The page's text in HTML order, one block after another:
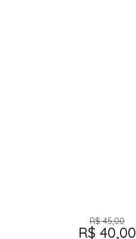
R$45,00
R$ 40,00